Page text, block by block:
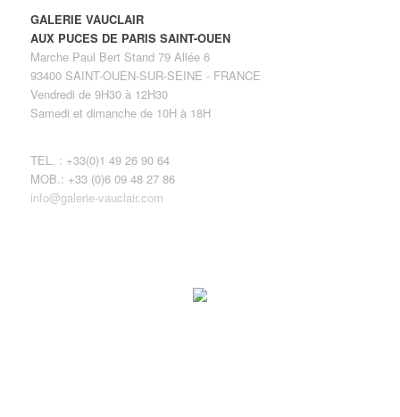
GALERIE VAUCLAIR
AUX PUCES DE PARIS SAINT-OUEN
Marche Paul Bert Stand 79 Allée 6
93400 SAINT-OUEN-SUR-SEINE - FRANCE
Vendredi de 9H30 à 12H30
Samedi et dimanche de 10H à 18H
TEL. : +33(0)1 49 26 90 64
MOB.: +33 (0)6 09 48 27 86
info@galerie-vauclair.com